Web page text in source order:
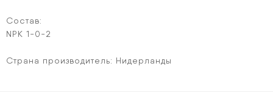
Состав:
NPK 1-0-2
Страна производитель: Нидерланды